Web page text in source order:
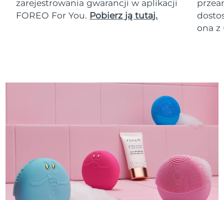
zarejestrowania gwarancji w aplikacji
FOREO For You. Pobierz ją tutaj.
ona z